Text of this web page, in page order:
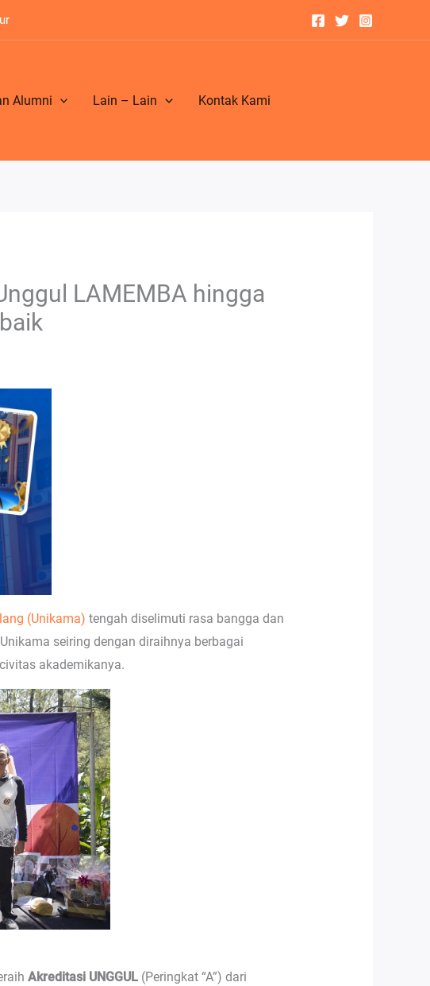
Alumni Lain – Lain Kontak Kami
LAMEMBA hingga
(Unikama) tengah diselimuti rasa bangga dan
seiring dengan diraihnya berbagai
akademikanya.
Akreditasi UNGGUL(Peringkat “A”) dari